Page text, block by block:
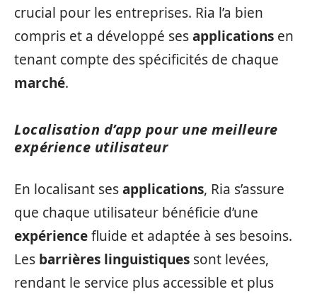
crucial pour les entreprises. Ria l’a bien
compris et a développé sesapplications en
tenant compte des spécificités de chaque
marché.
Localisation d’app pour une meilleure
expérience utilisateur
En localisant sesapplications, Ria s’assure
que chaque utilisateur bénéficie d’une
expériencefluide et adaptée à ses besoins.
Les barrières linguistiques sont levées,
rendant le service plus accessible et plus